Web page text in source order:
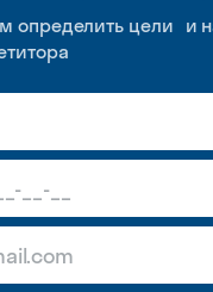
определить цели и